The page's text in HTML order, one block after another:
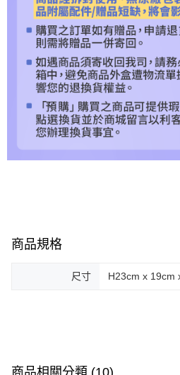
商品規格
尺寸 H23cm x 19cm